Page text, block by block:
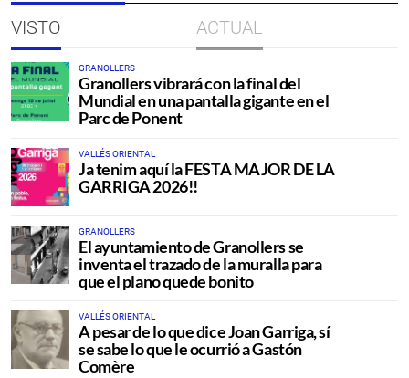
VISTO ACTUAL
GRANOLLERS
Granollers vibrará con la final del
Mundial en una pantalla gigante en el
Parc de Ponent
VALLÉS ORIENTAL
Ja tenim aquí la FESTA MAJOR DE LA
GARRIGA 2026!!
GRANOLLERS
El ayuntamiento de Granollers se
inventa el trazado de la muralla para
que el plano quede bonito
VALLÉS ORIENTAL
A pesar de lo que dice Joan Garriga, sí
se sabe lo que le ocurrió a Gastón
Comère